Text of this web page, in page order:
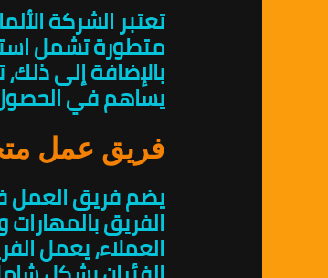
تعتبر الشركة
متطورة تشمل
بالإضافة إلى
يساهم في
فريق عمل
يضم فريق العمل في
الفريق
العملاء، يعمل